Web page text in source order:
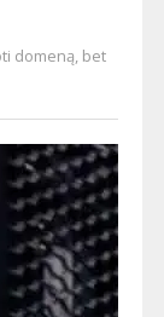
domeną, bet